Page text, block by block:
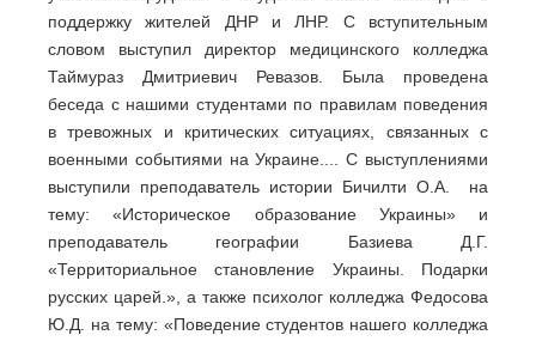
поддержку жителей ДНР и ЛНР. С вступительным
словом выступил директор медицинского колледжа
Таймураз Дмитриевич Ревазов. Была проведена
беседа с нашими студентами по правилам поведения
в тревожных и критических ситуациях, связанных с
военными событиями на Украине.... С выступлениями
выступили преподаватель истории Бичилти О.А. на
тему: «Историческое образование Украины» и
преподаватель географии Базиева Д.Г.
«Территориальное становление Украины. Подарки
русских царей.», а также психолог колледжа Федосова
Ю.Д. на тему: «Поведение студентов нашего колледжа